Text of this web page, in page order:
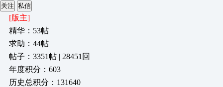
关注 私信
[版主]
精华：53帖
求助：44帖
帖子：3351帖 | 28451回
年度积分：603
历史总积分：131640